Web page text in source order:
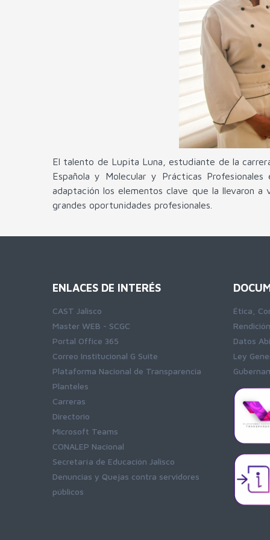
El talento de Lupita Luna, estudiante de la
Española y Molecular y Prácticas
adaptación los elementos clave que la llevaron
grandes oportunidades profesionales.
ENLACES DE INTERÉS
CAST Jalisco
Master WEB - SCGC
Portal Office 365
Correo Institucional G Suite
Plataforma Nacional de Transparencia
Planteles
Carreras
Directorio
Microsoft Teams
CONALEP Nacional
Secretaría de Educación Jalisco
Denuncias y Quejas contra servidores
públicos
Ética,
Datos
Ley